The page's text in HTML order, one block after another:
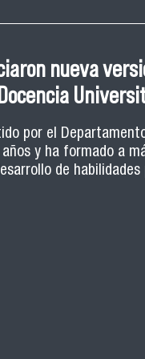
nueva
por el
y ha formado a
de habilidades
enseñanza
estrategias de
son algunos de los
formativo orientado a